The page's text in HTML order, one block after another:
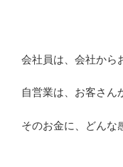
会社員は、会社から
自営業は、お客さん
そのお金に、どんな